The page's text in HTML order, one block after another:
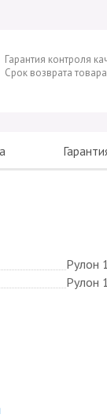
Гарантия контроля
Срок возврата
Рулон
Рулон